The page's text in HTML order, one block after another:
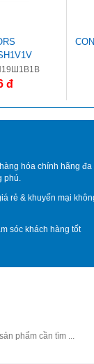
đ
hóa chính hãng đa
phú.
rẻ & khuyến mại
sóc khách hàng tốt